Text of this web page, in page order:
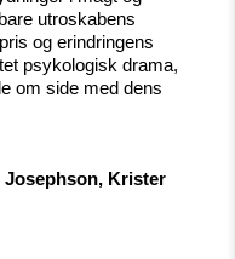
utroskabens
og erindringens
psykologisk drama,
om side med dens
Josephson, Krister